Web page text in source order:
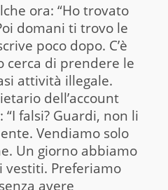
ora: “Ho trovato
domani ti trovo le
poco dopo. C’è
cerca di prendere le
attività illegale.
dell’account
falsi? Guardi, non li
Vendiamo solo
Un giorno abbiamo
vestiti. Preferiamo
avere